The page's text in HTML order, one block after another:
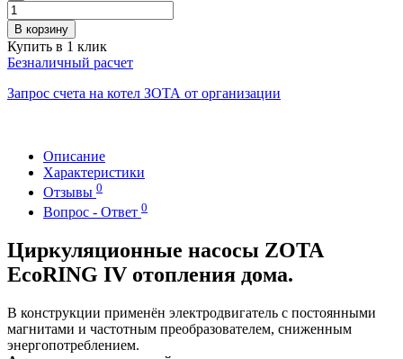
В корзину
Купить в 1 клик
Безналичный расчет
Запрос счета на котел ЗОТА от организации
Описание
Характеристики
Отзывы 0
Вопрос - Ответ 0
Циркуляционные насосы ZOTA
EcoRING IV отопления дома.
В конструкции применён электродвигатель с постоянными
магнитами и частотным преобразователем, сниженным
энергопотреблением.